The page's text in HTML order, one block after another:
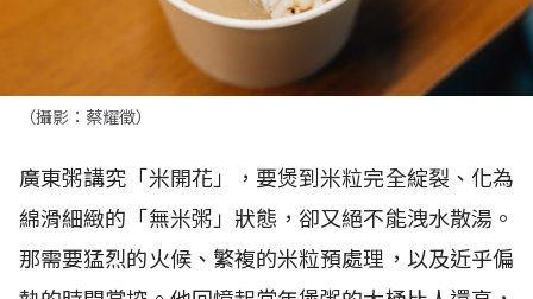
（攝影：蔡耀徵）
廣東粥講究「米開花」，要煲到米粒完全綻裂、化為
綿滑細緻的「無米粥」狀態，卻又絕不能洩水散湯。
那需要猛烈的火候、繁複的米粒預處理，以及近乎偏